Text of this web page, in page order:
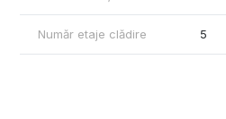
Număr etaje clădire 5